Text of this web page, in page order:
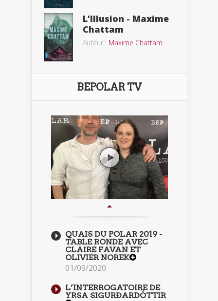
L’Illusion - Maxime
Chattam
Auteur : Maxime Chattam
BEPOLAR TV
QUAIS DU POLAR 2019 -
TABLE RONDE AVEC
CLAIRE FAVAN ET
OLIVIER NOREK
01/09/2020
L’INTERROGATOIRE DE
YRSA SIGURÐARDÓTTIR